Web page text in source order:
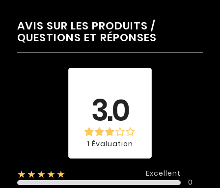
AVIS SUR LES PRODUITS /
QUESTIONS ET RÉPONSES
3.0
1 Évaluation
★★★★★
Excellent
0